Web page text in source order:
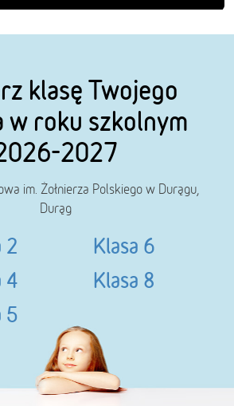
klasę Twojego
w roku szkolnym
2027
im. Żołnierza Polskiego w Durągu,
Durąg
2
4
5
Klasa 6
Klasa 8